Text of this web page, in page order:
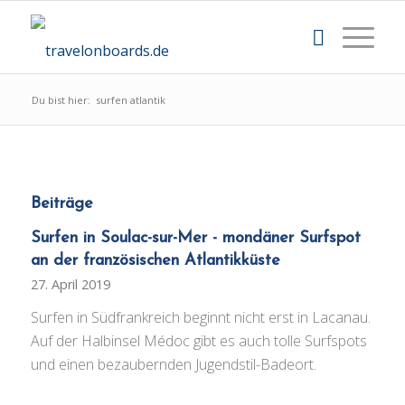
Du bist hier: surfen atlantik
Beiträge
Surfen in Soulac-sur-Mer - mondäner Surfspot
an der französischen Atlantikküste
27. April 2019
Surfen in Südfrankreich beginnt nicht erst in Lacanau.
Auf der Halbinsel Médoc gibt es auch tolle Surfspots
und einen bezaubernden Jugendstil-Badeort.